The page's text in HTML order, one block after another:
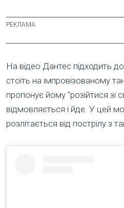
На відео Дантес підходить
стоїть на імпровізованому
пропонує йому "розійтися зі
відмовляється і йде. У цей
розлітається від пострілу з